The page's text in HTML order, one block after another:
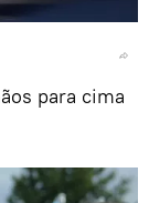
para cima